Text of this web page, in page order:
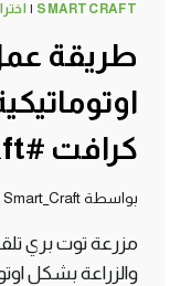
SMARTCRAFT
|
طريقة
كرافت #SmartCraft
بواسطة Smart_Craft
مزرعة توت بري
والزراعة بشكل